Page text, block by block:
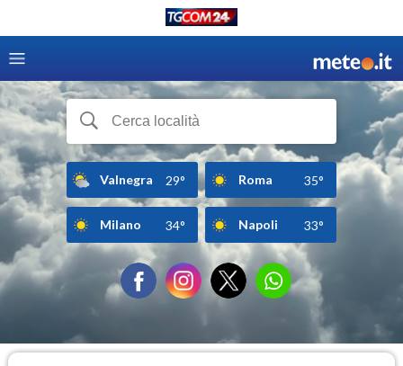
Valnegra 29° Roma 35°
Milano 34° Napoli 33°